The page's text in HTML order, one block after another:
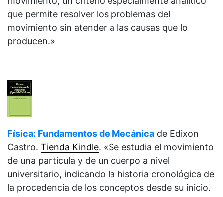
que permite resolver los problemas del
movimiento sin atender a las causas que lo
producen.»
Física: Fundamentos de Mecánica de Edixon
Castro. Tienda Kindle. «Se estudia el movimiento
de una partícula y de un cuerpo a nivel
universitario, indicando la historia cronológica de
la procedencia de los conceptos desde su inicio.